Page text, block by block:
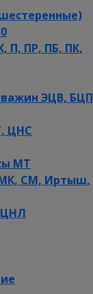
П, ПР, ПБ, ПК,
ЭЦВ, БЦП
ЦНС
МТ
СМ, Иртыш,
ЦНЛ